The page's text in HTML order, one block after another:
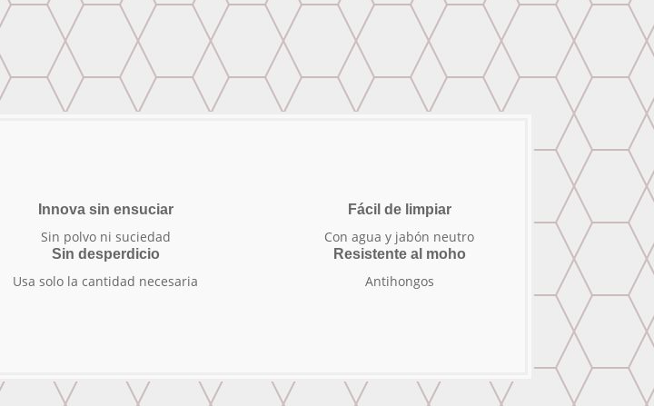
Innova sin ensuciar
Sin polvo ni suciedad
Sin desperdicio
Usa solo la cantidad necesaria
Fácil de limpiar
Con agua y jabón neutro
Resistente al moho
Antihongos